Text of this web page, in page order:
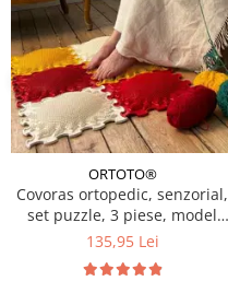
ORTOTO®
Covoras ortopedic, senzorial,
set puzzle, 3 piese, model
Shining Sun, textura rigida,
135,95 Lei